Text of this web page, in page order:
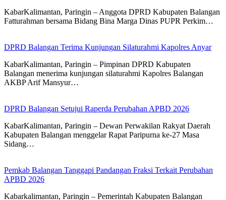
KabarKalimantan, Paringin – Anggota DPRD Kabupaten Balangan
Fatturahman bersama Bidang Bina Marga Dinas PUPR Perkim…
DPRD Balangan Terima Kunjungan Silaturahmi Kapolres Anyar
KabarKalimantan, Paringin – Pimpinan DPRD Kabupaten
Balangan menerima kunjungan silaturahmi Kapolres Balangan
AKBP Arif Mansyur…
DPRD Balangan Setujui Raperda Perubahan APBD 2026
KabarKalimantan, Paringin – Dewan Perwakilan Rakyat Daerah
Kabupaten Balangan menggelar Rapat Paripurna ke-27 Masa
Sidang…
Pemkab Balangan Tanggapi Pandangan Fraksi Terkait Perubahan
APBD 2026
Kabarkalimantan, Paringin – Pemerintah Kabupaten Balangan